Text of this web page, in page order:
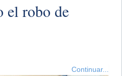
el robo de
Continuar...